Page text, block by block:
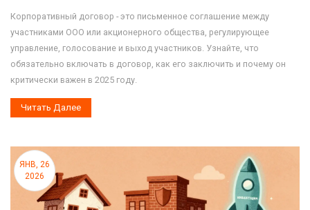
Корпоративный договор - это письменное соглашение между
участниками ООО или акционерного общества, регулирующее
управление, голосование и выход участников. Узнайте, что
обязательно включать в договор, как его заключить и почему он
критически важен в 2025 году.
Читать Далее
ЯНВ, 26
2026